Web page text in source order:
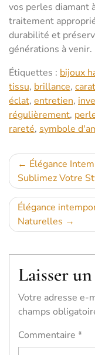
vos perles diamant
traitement
durabilité et
générations à venir.
Étiquettes : bijoux
tissu, brillance,
éclat, entretien,
régulièrement,
rareté, symbole
Navigation
de
l’article
Élégance
Sublimez Votre
Élégance
Naturelles
Laisser
Votre adresse e-
champs
Commentaire *